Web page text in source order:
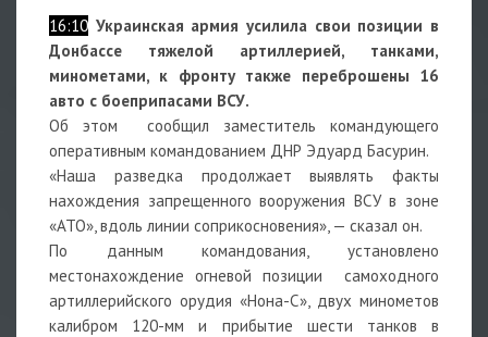
16:10 Украинская армия усилила свои позиции в
Донбассе тяжелой артиллерией, танками,
минометами, к фронту также переброшены 16
авто с боеприпасами ВСУ.
Об этом сообщил заместитель командующего
оперативным командованием ДНР Эдуард Басурин.
«Наша разведка продолжает выявлять факты
нахождения запрещенного вооружения ВСУ в зоне
«АТО», вдоль линии соприкосновения», — сказал он.
По данным командования, установлено
местонахождение огневой позиции самоходного
артиллерийского орудия «Нона-С», двух минометов
калибром 120-мм и прибытие шести танков в